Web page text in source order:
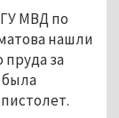
МВД по
нашли
пруда за